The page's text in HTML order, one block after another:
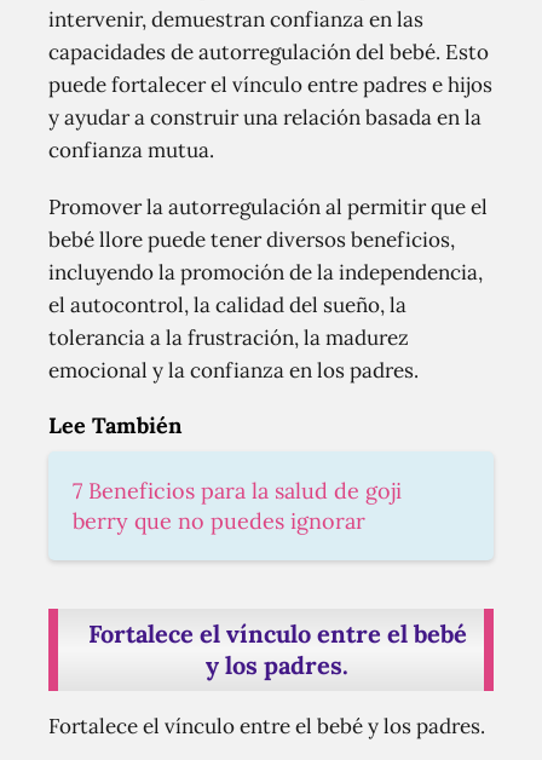
intervenir, demuestran confianza en las
capacidades de autorregulación del bebé. Esto
puede fortalecer el vínculo entre padres e hijos
y ayudar a construir una relación basada en la
confianza mutua.
Promover la autorregulación al permitir que el
bebé llore puede tener diversos beneficios,
incluyendo la promoción de la independencia,
el autocontrol, la calidad del sueño, la
tolerancia a la frustración, la madurez
emocional y la confianza en los padres.
Lee También
7 Beneficios para la salud de goji
berry que no puedes ignorar
Fortalece el vínculo entre el bebé
y los padres.
Fortalece el vínculo entre el bebé y los padres.